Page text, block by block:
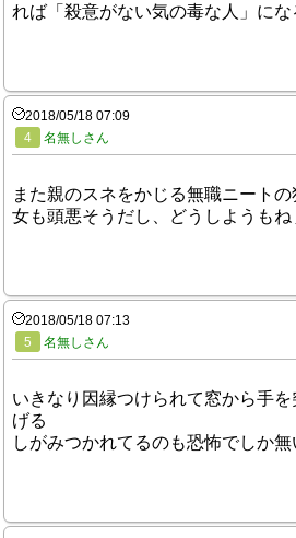
れば「殺意がない気の毒な人」にな
2018/05/18 07:09
4
名無しさん
また親のスネをかじる無職ニート
女も頭悪そうだし、どうしようも
2018/05/18 07:13
5
名無しさん
いきなり因縁つけられて窓から手
げる
しがみつかれてるのも恐怖でしか無